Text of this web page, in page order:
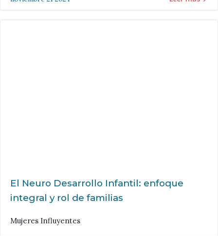
El Neuro Desarrollo Infantil: enfoque
integral y rol de familias
Mujeres Influyentes